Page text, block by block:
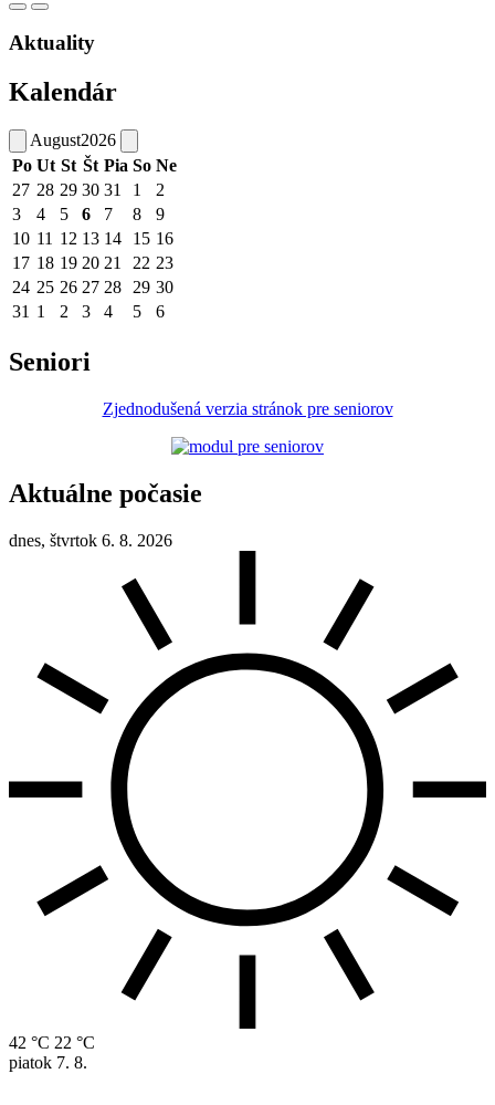
Aktuality
Kalendár
August2026
Po Ut St Št Pia So Ne
27 28 29 30 31 1
2
3
4 5 6 7 8
9
10 11 12 13 14 15 16
17 18 19 20 21 22 23
24 25 26 27 28 29 30
31 1 2 3 4 5 6
Seniori
Zjednodušená verzia stránok pre seniorov
Aktuálne počasie
dnes, štvrtok 6. 8. 2026
42 °C 22 °C
piatok 7. 8.